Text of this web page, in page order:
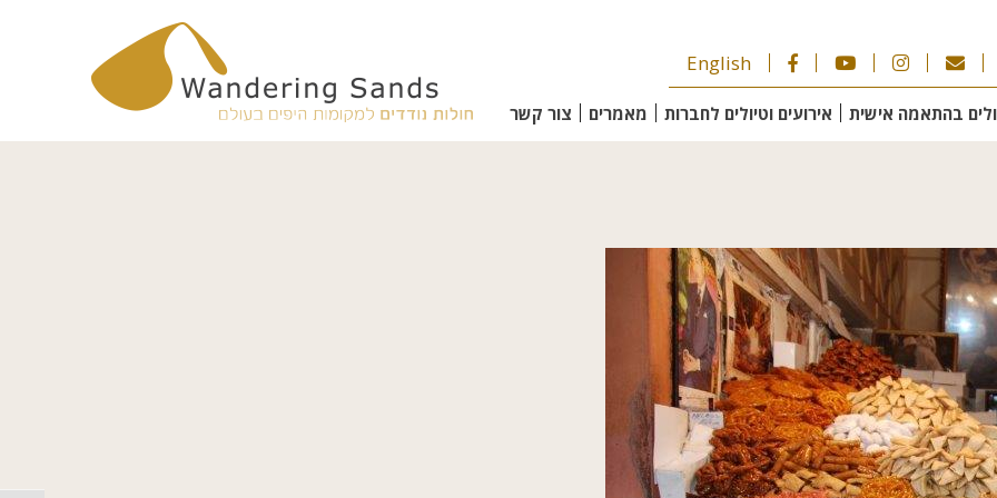
English
בהתאמה אישית אירועים וטיולים לחברות מאמרים צור קשר